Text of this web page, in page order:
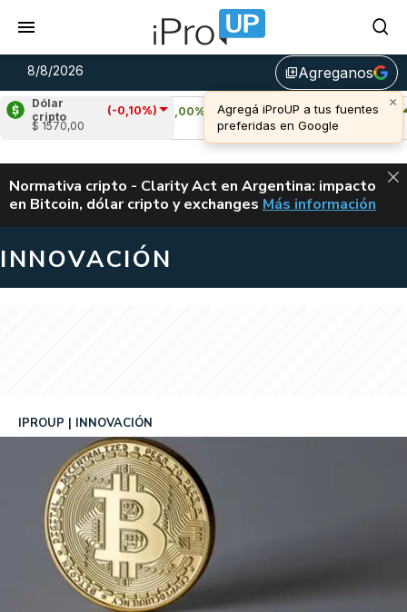
8/8/2026 library_addAgreganos
Dólar
cripto
(-0,10%)
$ 1570,00
Cardano
(0,00%)
u$s 0,20
Avalanche (2,28%)
u$s 6,53
ALERTA
Normativa cripto - Clarity Act en Argentina: impacto
en Bitcoin, dólar cripto y exchanges CLARITY ACT EN
Más información
INNOVACIÓN
IPROUP INNOVACIÓN